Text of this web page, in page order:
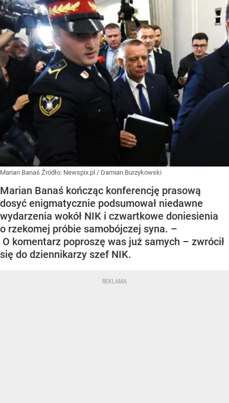
Marian Banaś Źródło: Newspix.pl / Damian Burzykowski
Marian Banaś kończąc konferencję prasową
dosyć enigmatycznie podsumował niedawne
wydarzenia wokół NIK i czwartkowe doniesienia
o rzekomej próbie samobójczej syna. –
O komentarz poproszę was już samych​ – zwrócił
się do dziennikarzy szef NIK.